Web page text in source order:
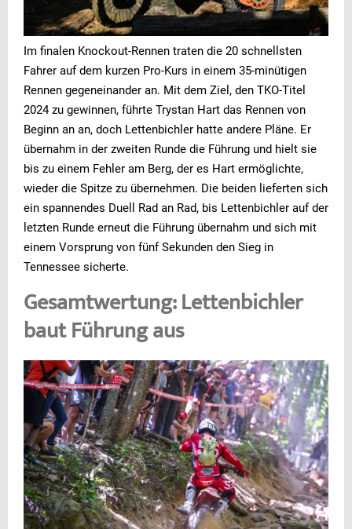
Im finalen Knockout-Rennen traten die 20 schnellsten
Fahrer auf dem kurzen Pro-Kurs in einem 35-minütigen
Rennen gegeneinander an. Mit dem Ziel, den TKO-Titel
2024 zu gewinnen, führte Trystan Hart das Rennen von
Beginn an an, doch Lettenbichler hatte andere Pläne. Er
übernahm in der zweiten Runde die Führung und hielt sie
bis zu einem Fehler am Berg, der es Hart ermöglichte,
wieder die Spitze zu übernehmen. Die beiden lieferten sich
ein spannendes Duell Rad an Rad, bis Lettenbichler auf der
letzten Runde erneut die Führung übernahm und sich mit
einem Vorsprung von fünf Sekunden den Sieg in
Tennessee sicherte.
Gesamtwertung: Lettenbichler
baut Führung aus